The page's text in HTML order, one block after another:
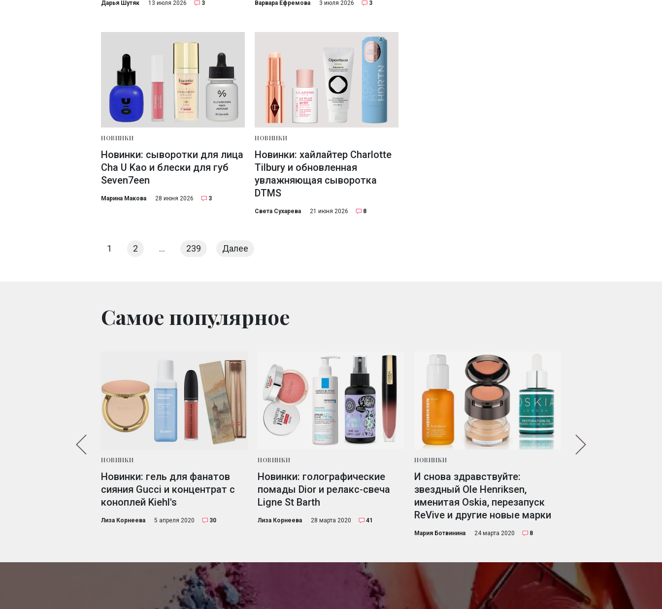
Дарья Шутяк 13 июля 2026 3 Варвара Ефремова 3 июля 2026 3
НОВИНКИ
Новинки: сыворотки для лица
Cha U Kao и блески для губ
Seven7een
Марина Макова 28 июня 2026 3
НОВИНКИ
Новинки: хайлайтер Charlotte
Tilbury и обновленная
увлажняющая сыворотка
DTMS
Света Сухарева 21 июня 2026 8
1 2 … 239 Далее
Самое популярное
НОВИНКИ
Новинки: гель для фанатов
сияния Gucci и концентрат с
коноплей Kiehl's
Лиза Корнеева 5 апреля 2020 30
НОВИНКИ
Новинки: голографические
помады Dior и релакс-свеча
Ligne St Barth
Лиза Корнеева 28 марта 2020 41
НОВИНКИ
И снова здравствуйте:
звездный Ole Henriksen,
именитая Oskia, перезапуск
ReVive и другие новые марки
Мария Ботвинина 24 марта 2020 8